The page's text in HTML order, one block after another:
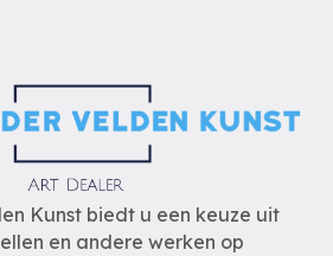
Kunst biedt u een keuze uit
en andere werken op